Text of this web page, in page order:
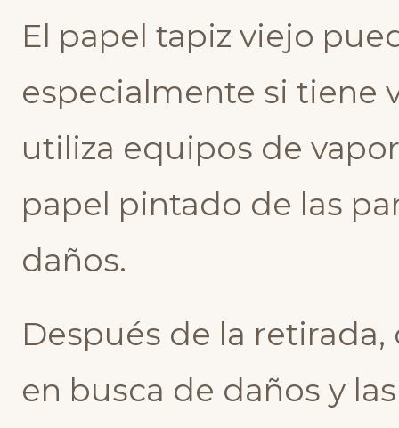
El papel tapiz viejo
especialmente si tiene
utiliza equipos de
papel pintado de las
daños.
Después de la
en busca de daños y